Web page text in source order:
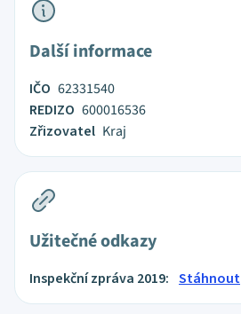
Další informace
IČO 62331540
REDIZO 600016536
Zřizovatel Kraj
Užitečné odkazy
Inspekční zpráva 2019: Stáhnout